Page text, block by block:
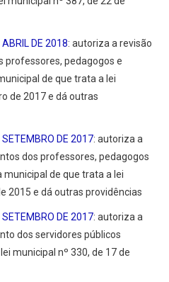
DE 2018: autoriza a revisão
professores, pedagogos e
de que trata a lei
de 2017 e dá outras
DE 2017: autoriza a
dos professores, pedagogos
de que trata a lei
2015 e dá outras providências
DE 2017: autoriza a
dos servidores públicos
municipal nº 330, de 17 de